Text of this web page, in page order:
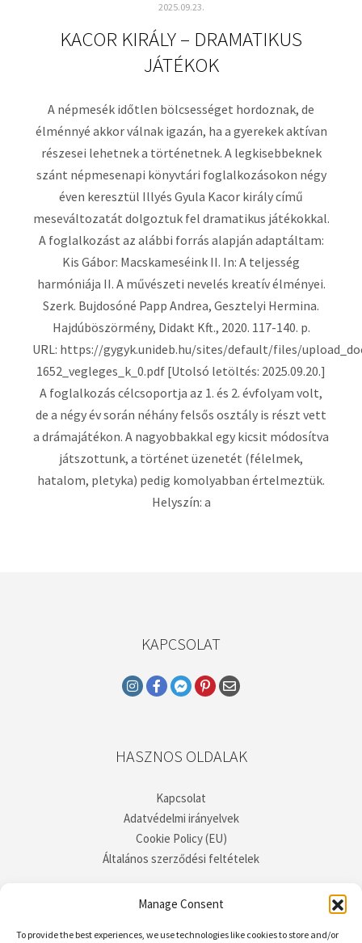
Manage Consent
To provide the best experiences, we use technologies like cookies to store and/or
2025.09.23.
KACOR KIRÁLY – DRAMATIKUS
JÁTÉKOK
A népmesék időtlen bölcsességet hordoznak, de
élménnyé akkor válnak igazán, ha a gyerekek aktívan
részesei lehetnek a történetnek. A legkisebbeknek
szánt népmesenapi könyvtári foglalkozásokon négy
éven keresztül Illyés Gyula Kacor király című
meseváltozatát dolgoztuk fel dramatikus játékokkal.
A foglalkozást az alábbi forrás alapján adaptáltam:
Kis Gábor: Macskameséink II. In: A teljesség
harmóniája II. A művészeti nevelés kreatív élményei.
Szerk. Bujdosóné Papp Andrea, Gesztelyi Hermina.
Hajdúböszörmény, Didakt Kft., 2020. 117-140. p.
URL: https://gygyk.unideb.hu/sites/default/files/
1652_vegleges_k_0.pdf [Utolsó letöltés: 2025.09.20.]
A foglalkozás célcsoportja az 1. és 2. évfolyam volt,
de a négy év során néhány felsős osztály is részt vett
a drámajátékon. A nagyobbakkal egy kicsit módosítva
játszottunk, a történet üzenetét (félelmek,
hatalom, pletyka) pedig komolyabban értelmeztük.
Helyszín: a
KAPCSOLAT
HASZNOS OLDALAK
Kapcsolat
Adatvédelmi irányelvek
Cookie Policy (EU)
Általános szerződési feltételek